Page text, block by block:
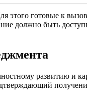
готовые к
должно быть
развитию и